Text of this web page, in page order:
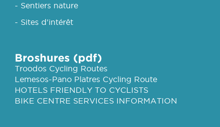
- Sentiers nature
- Sites d'intérêt
Broshures (pdf)
Troodos Cycling Routes
Lemesos-Pano Platres Cycling Route
HOTELS FRIENDLY TO CYCLISTS
BIKE CENTRE SERVICES INFORMATION